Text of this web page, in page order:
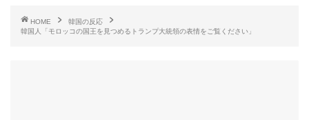
...
HOME
韓国の反応
韓国人「モロッコの国王を見つめるトランプ大統領の表情をご覧ください」